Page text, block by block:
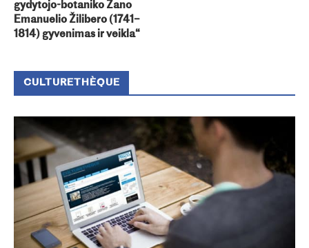
gydytojo-botaniko Žano
Emanuelio Žilibero (1741–
1814) gyvenimas ir veikla“
CULTURETHÈQUE